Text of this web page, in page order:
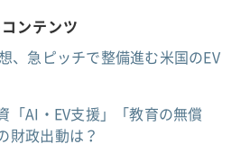
ンテンツ
、急ピッチで整備進む米国のEV
「AI・EV支援」「教育の無償
政出動は？